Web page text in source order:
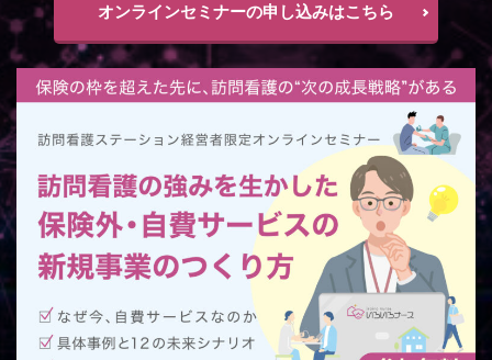
オンラインセミナーの申し込みはこちら